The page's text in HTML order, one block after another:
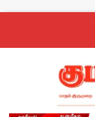
content